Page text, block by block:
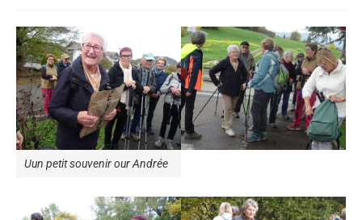
Uun petit souvenir our Andrée